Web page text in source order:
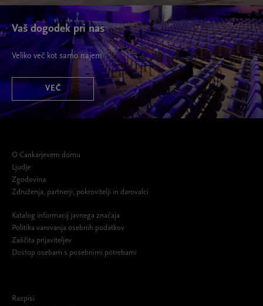
Vaš dogodek pri nas
Veliko več kot samo najem
VEČ
O Cankarjevem domu
Ljudje
Zgodovina
Združenja, partnerji, pokrovitelji in darovalci
Katalog informacij javnega značaja
Politika varovanja osebnih podatkov
Zaščita prijaviteljev
Dostop osebam s posebnimi potrebami
Razpisi